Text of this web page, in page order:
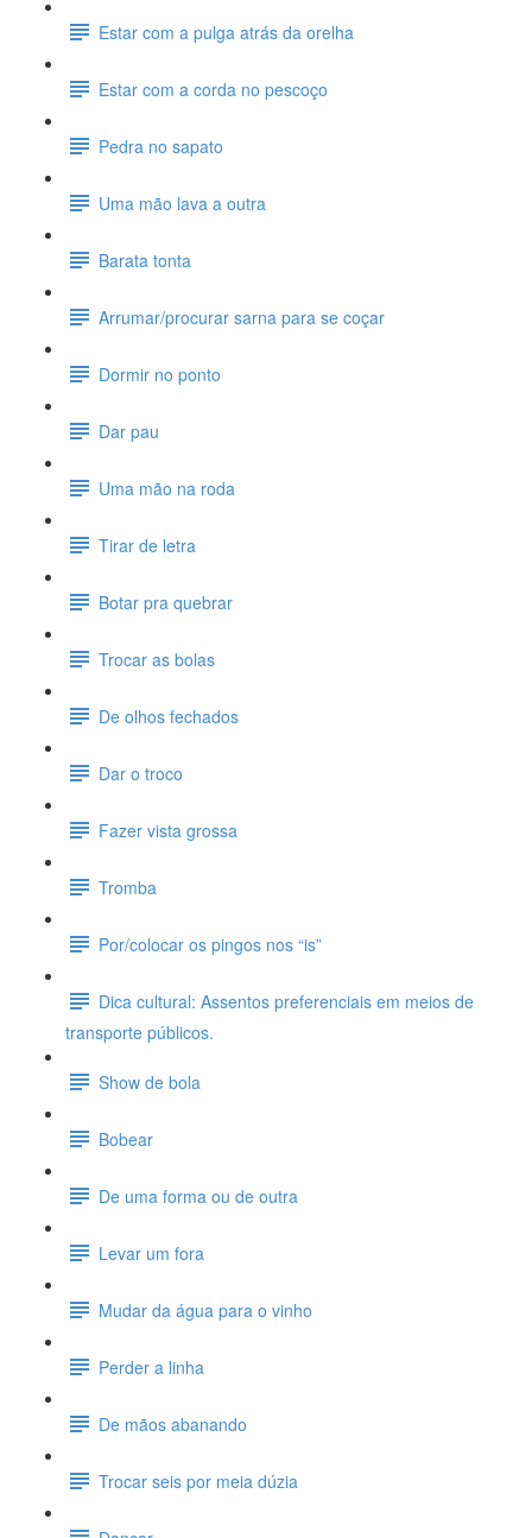
Estar com a pulga atrás da orelha
Estar com a corda no pescoço
Pedra no sapato
Uma mão lava a outra
Barata tonta
Arrumar/procurar sarna para se coçar
Dormir no ponto
Dar pau
Uma mão na roda
Tirar de letra
Botar pra quebrar
Trocar as bolas
De olhos fechados
Dar o troco
Fazer vista grossa
Tromba
Por/colocar os pingos nos “is”
Dica cultural: Assentos preferenciais em meios de
transporte públicos.
Show de bola
Bobear
De uma forma ou de outra
Levar um fora
Mudar da água para o vinho
Perder a linha
De mãos abanando
Trocar seis por meia dúzia